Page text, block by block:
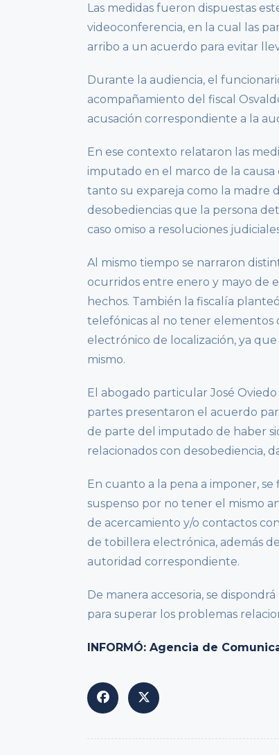
Las medidas fueron dispuestas
videoconferencia, en la cual las
arribo a un acuerdo para evitar
Durante la audiencia, el
acompañamiento del fiscal
acusación correspondiente a la
En ese contexto relataron las
imputado en el marco de la
tanto su expareja como la madre
desobediencias que la persona
caso omiso a resoluciones
Al mismo tiempo se narraron
ocurridos entre enero y mayo de
hechos. También la fiscalía
telefónicas al no tener elementos
electrónico de localización, ya
mismo.
El abogado particular José
partes presentaron el acuerdo
de parte del imputado de haber
relacionados con desobediencia,
En cuanto a la pena a imponer,
suspenso por no tener el mismo
de acercamiento y/o contactos
de tobillera electrónica, además
autoridad correspondiente.
De manera accesoria, se
para superar los problemas
INFORMÓ: Agencia de